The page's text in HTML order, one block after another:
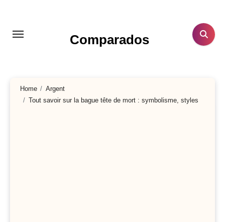
contenu
Comparados
Home
Argent
Tout savoir sur la bague tête de mort : symbolisme, styles